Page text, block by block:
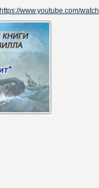
https://www.youtube.com/